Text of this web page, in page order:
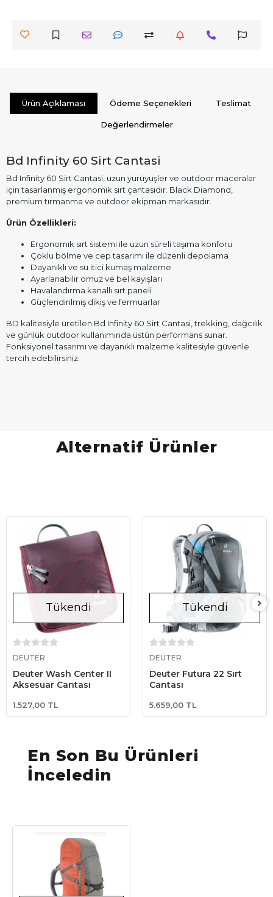
Ürün Açıklaması Ödeme Seçenekleri Teslimat
Değerlendirmeler
Bd Infinity 60 Sirt Cantasi
Bd Infinity 60 Sirt Cantasi, uzun yürüyüşler ve outdoor maceralar
için tasarlanmış ergonomik sırt çantasıdır. Black Diamond,
premium tırmanma ve outdoor ekipman markasıdır.
Ürün Özellikleri:
Ergonomik sırt sistemi ile uzun süreli taşıma konforu
Çoklu bölme ve cep tasarımı ile düzenli depolama
Dayanıklı ve su itici kumaş malzeme
Ayarlanabilir omuz ve bel kayışları
Havalandırma kanallı sırt paneli
Güçlendirilmiş dikiş ve fermuarlar
BD kalitesiyle üretilen Bd Infinity 60 Sirt Cantasi, trekking, dağcılık
ve günlük outdoor kullanımında üstün performans sunar.
Fonksiyonel tasarımı ve dayanıklı malzeme kalitesiyle güvenle
tercih edebilirsiniz.
Alternatif Ürünler
Tükendi
DEUTER
Deuter Wash Center II
Aksesuar Çantası
1.527,00 TL
Tükendi
DEUTER
Deuter Futura 22 Sırt
Çantası
5.659,00 TL
En Son Bu Ürünleri
İnceledin